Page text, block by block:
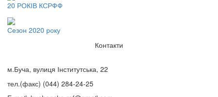
20 РОКІВ КСРФФ
Сезон 2020 року
Контакти
м.Буча, вулиця Інститутська, 22
тел.(факс) (044) 284-24-25